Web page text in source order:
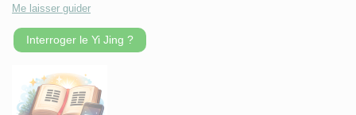
Me laisser guider
Interroger le Yi Jing ?